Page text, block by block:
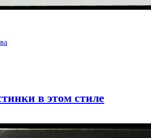
в этом стиле